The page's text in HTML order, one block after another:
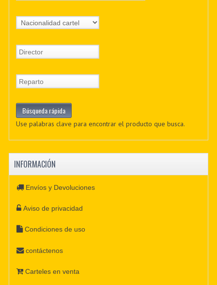
Use palabras clave para encontrar el producto que busca.
INFORMACIÓN
Envíos y Devoluciones
Aviso de privacidad
Condiciones de uso
contáctenos
Carteles en venta